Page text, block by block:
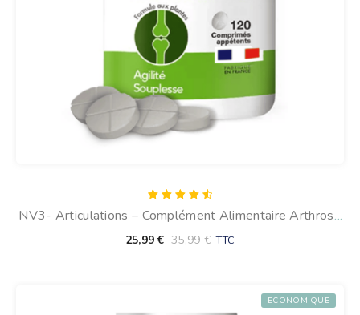
Note
4.67
NV3- Articulations – Complément Alimentaire Arthrose
Du Chien (120 Comprimés)
25,99€ 35,99€ TTC
ECONOMIQUE